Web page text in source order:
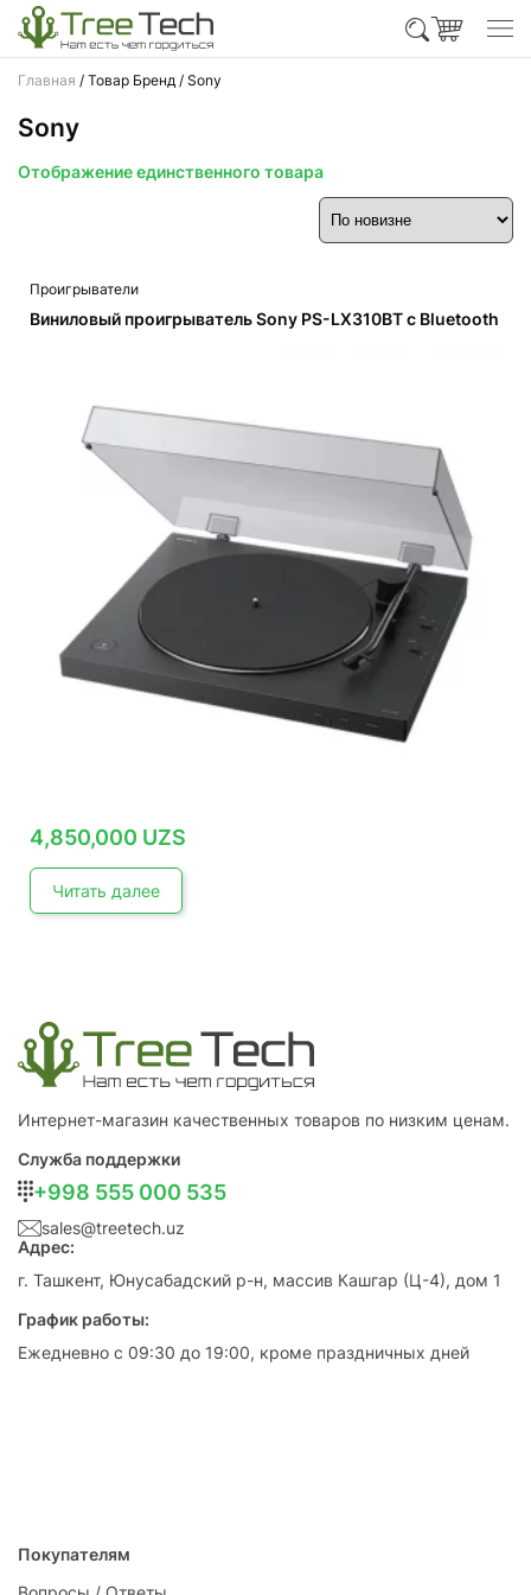
Главная / Товар Бренд / Sony
Sony
Отображение единственного товара
Проигрыватели
Виниловый проигрыватель Sony PS-LX310BT с Bluetooth
4,850,000 UZS
Читать далее
Интернет-магазин качественных товаров по низким ценам.
Служба поддержки
+998 555 000 535
sales@treetech.uz
Адрес:
г. Ташкент, Юнусабадский р-н, массив Кашгар (Ц-4), дом 1
График работы:
Ежедневно с 09:30 до 19:00, кроме праздничных дней
Покупателям